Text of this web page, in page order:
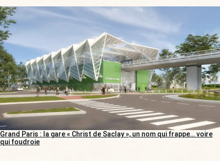
Grand Paris : la gare « Christ de Saclay », un nom qui frappe… voire
qui foudroie